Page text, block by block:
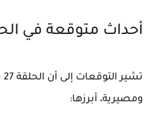
أحداث متوقعة في
ومصيرية، أبرزها: